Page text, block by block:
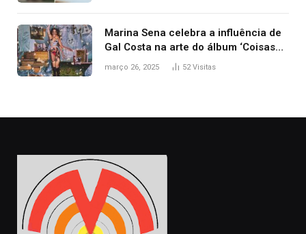
Marina Sena celebra a influência de
Gal Costa na arte do álbum ‘Coisas
naturais’
março 26, 2025 52Visitas